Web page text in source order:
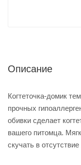
Описание
Когтеточка-домик
прочных
обивки сделает
вашего питомца.
скучать в